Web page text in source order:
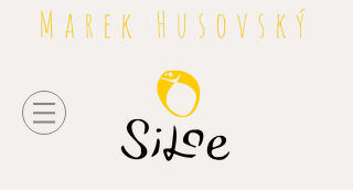
Marek Husovský